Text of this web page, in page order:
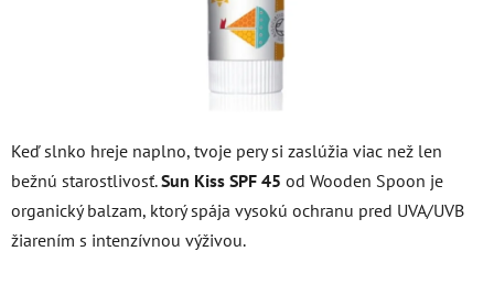
Keď slnko hreje naplno, tvoje pery si zaslúžia viac než len
bežnú starostlivosť. Sun Kiss SPF 45 od Wooden Spoon je
organický balzam, ktorý spája vysokú ochranu pred UVA/UVB
žiarením s intenzívnou výživou.